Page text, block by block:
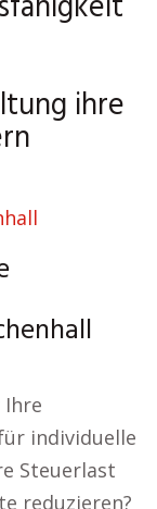
ihre
individuelle
Steuerlast
reduzieren?